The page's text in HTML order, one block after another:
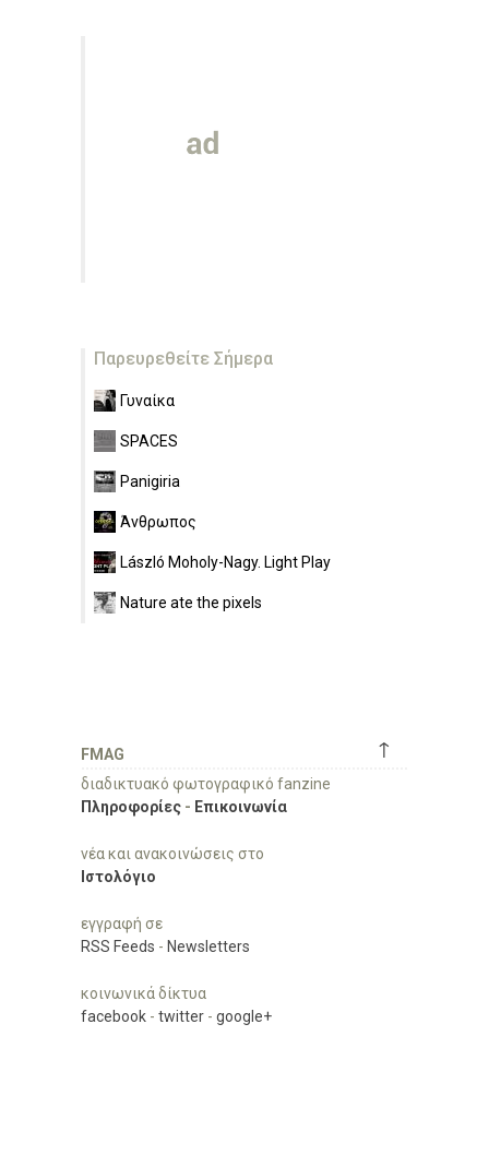
Παρευρεθείτε Σήμερα
Γυναίκα
SPACES
Panigiria
Άνθρωπος
László Moholy-Nagy. Light Play
Nature ate the pixels
↑
FMAG
διαδικτυακό φωτογραφικό fanzine
Πληροφορίες - Επικοινωνία
νέα και ανακοινώσεις στο
Ιστολόγιο
εγγραφή σε
RSS Feeds - Newsletters
κοινωνικά δίκτυα
facebook - twitter - google+